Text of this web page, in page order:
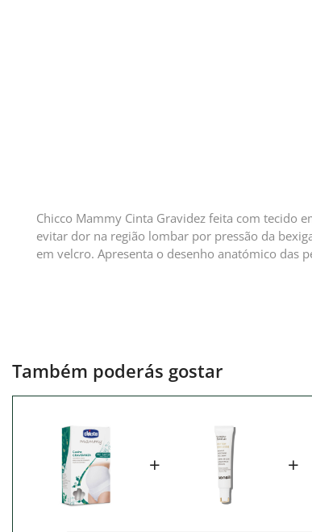
Chicco Mammy Cinta Gravidez feita com tecido
evitar dor na região lombar por pressão da
em velcro. Apresenta o desenho anatómico das
Também poderás gostar
+ +